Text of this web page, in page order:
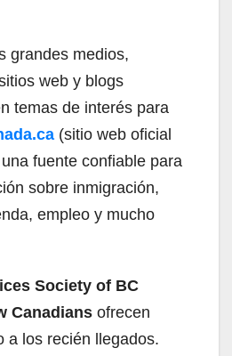
grandes medios,
web y blogs
temas de interés para
(sitio web oficial
fuente confiable para
sobre inmigración,
empleo y mucho
Society of BC
Canadians ofrecen
a los recién llegados.